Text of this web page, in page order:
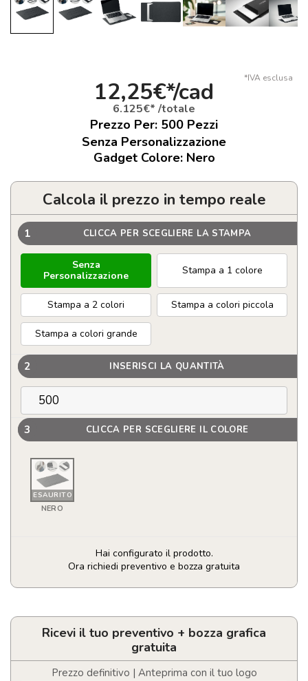
*IVA esclusa
12,25€*/cad
6.125€* /totale
Prezzo Per: 500 Pezzi
Senza Personalizzazione
Gadget Colore: Nero
Calcola il prezzo in tempo reale
1 CLICCA PER SCEGLIERE LA STAMPA
Senza
Personalizzazione
Stampa a 1 colore
Stampa a 2 colori Stampa a colori piccola
Stampa a colori grande
2 INSERISCI LA QUANTITÀ
3 CLICCA PER SCEGLIERE IL COLORE
ESAURITO
NERO
Hai configurato il prodotto.
Ora richiedi preventivo e bozza gratuita
Porta
Personalizzabile
Ricevi il tuo preventivo + bozza grafica
gratuita
Prezzo definitivo | Anteprima con il tuo logo